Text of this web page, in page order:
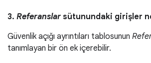
3. Referanslar sütunundaki girişler
Güvenlik açığı ayrıntıları tablosunun
tanımlayan bir ön ek içerebilir.